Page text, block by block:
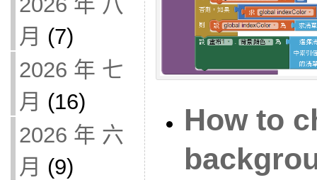
月 (7)
2026 年 七
月 (16)
2026 年 六
月 (9)
How to